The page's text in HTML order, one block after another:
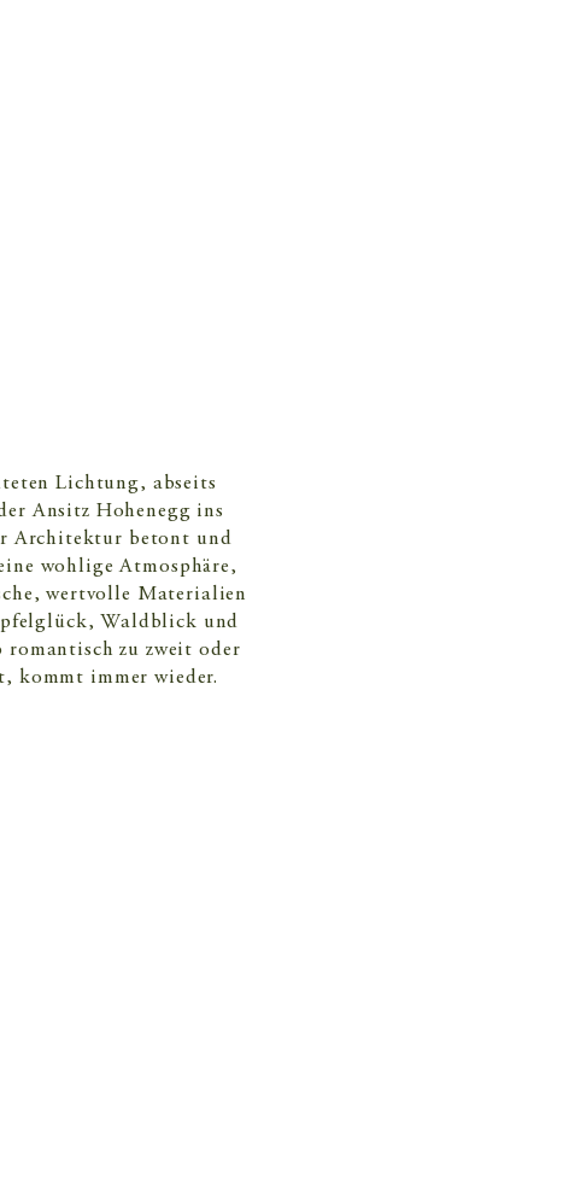
Lichtung, abseits
Ansitz Hohenegg ins
Architektur betont und
wohlige Atmosphäre,
wertvolle Materialien
Waldblick und
romantisch zu zweit oder
kommt immer wieder.